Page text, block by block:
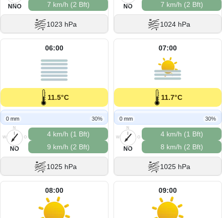
S
NNO
7 km/h (2 Bft)
1023 hPa
S
NO
7 km/h (2 Bft)
1024 hPa
06:00
11.5°C
0 mm 30%
N
O
S
W
NO
4 km/h (1 Bft)
9 km/h (2 Bft)
1025 hPa
07:00
11.7°C
0 mm 30%
N
O
S
W
NO
4 km/h (1 Bft)
8 km/h (2 Bft)
1025 hPa
08:00 09:00